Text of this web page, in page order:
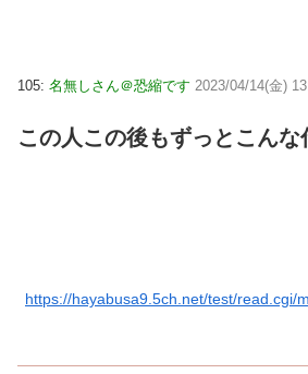
105: 名無しさん＠恐縮です 2023/04/14(金)
この人この後もずっとこん
https://hayabusa9.5ch.net/test/read.cgi/